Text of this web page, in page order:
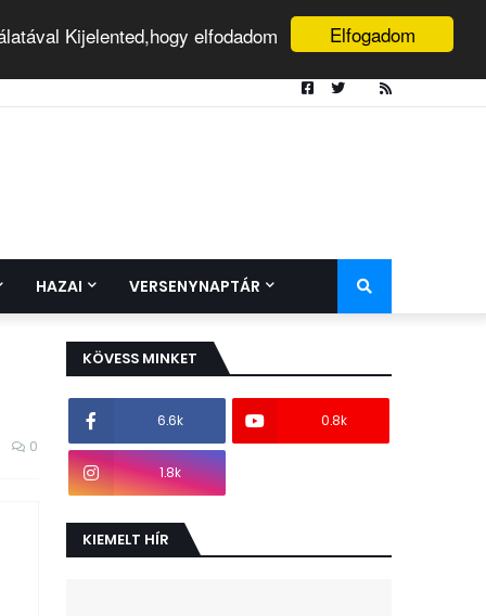
Elfogadom
Kijelented,hogy elfodadom
HAZAI VERSENYNAPTÁR
0
KÖVESS MINKET
6.6k 0.8k
1.8k
KIEMELT HÍR